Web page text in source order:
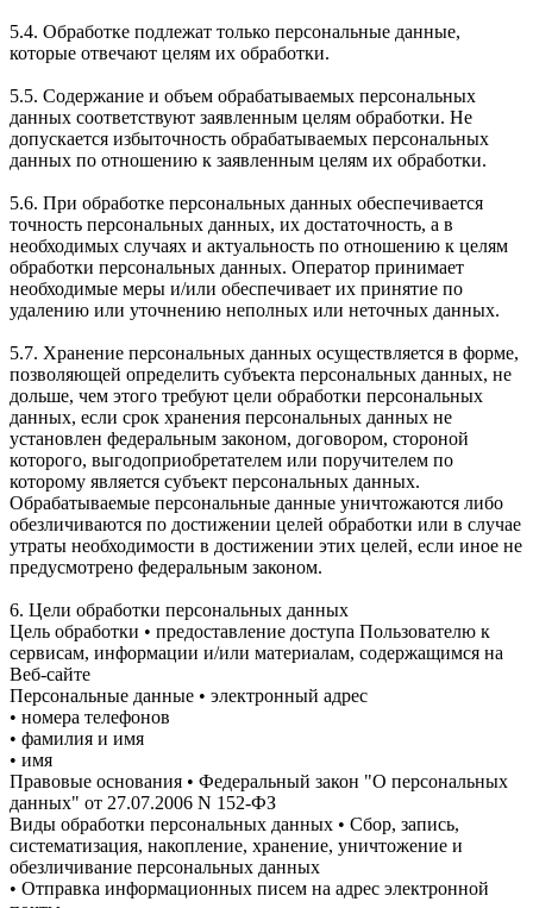
5.4. Обработке подлежат только персональные данные,
которые отвечают целям их обработки.
5.5. Содержание и объем обрабатываемых персональных
данных соответствуют заявленным целям обработки. Не
допускается избыточность обрабатываемых персональных
данных по отношению к заявленным целям их обработки.
5.6. При обработке персональных данных обеспечивается
точность персональных данных, их достаточность, а в
необходимых случаях и актуальность по отношению к целям
обработки персональных данных. Оператор принимает
необходимые меры и/или обеспечивает их принятие по
удалению или уточнению неполных или неточных данных.
5.7. Хранение персональных данных осуществляется в форме,
позволяющей определить субъекта персональных данных, не
дольше, чем этого требуют цели обработки персональных
данных, если срок хранения персональных данных не
установлен федеральным законом, договором, стороной
которого, выгодоприобретателем или поручителем по
которому является субъект персональных данных.
Обрабатываемые персональные данные уничтожаются либо
обезличиваются по достижении целей обработки или в случае
утраты необходимости в достижении этих целей, если иное не
предусмотрено федеральным законом.
6. Цели обработки персональных данных
Цель обработки • предоставление доступа Пользователю к
сервисам, информации и/или материалам, содержащимся на
Веб-сайте
Персональные данные • электронный адрес
• номера телефонов
• фамилия и имя
• имя
Правовые основания • Федеральный закон "О персональных
данных" от 27.07.2006 N 152-ФЗ
Виды обработки персональных данных • Сбор, запись,
систематизация, накопление, хранение, уничтожение и
обезличивание персональных данных
• Отправка информационных писем на адрес электронной